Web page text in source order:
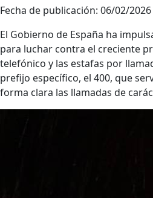
Fecha de publicación: 06/02/2026
El Gobierno de España ha
para luchar contra el creciente
telefónico y las estafas por
prefijo específico, el 400, que
forma clara las llamadas de